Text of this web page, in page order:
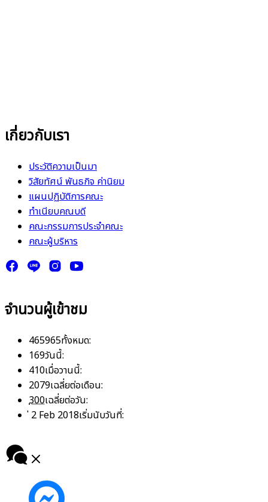
เกี่ยวกับเรา
ประวัติความเป็นมา
วิสัยทัศน์ พันธกิจ ค่านิยม
แผนปฏิบัติการคณะ
ทำเนียบคณบดี
คณะกรรมการประจำคณะ
คณะผู้บริหาร
จำนวนผู้เข้าชม
465965ทั้งหมด:
169วันนี้:
410เมื่อวานนี้:
2079เฉลี่ยต่อเดือน:
300เฉลี่ยต่อวัน:
่ 2 Feb 2018เริ่มนับวันที่: